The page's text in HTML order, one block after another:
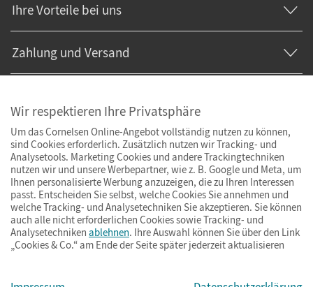
Ihre Vorteile bei uns
Zahlung und Versand
ImpressumAGBDatenschutzBarrierefreiheitCookies & Co.
Wir respektieren Ihre Privatsphäre
Um das Cornelsen Online-Angebot vollständig nutzen zu können,
sind Cookies erforderlich. Zusätzlich nutzen wir Tracking- und
Analysetools. Marketing Cookies und andere Trackingtechniken
nutzen wir und unsere Werbepartner, wie z. B. Google und Meta, um
Ihnen personalisierte Werbung anzuzeigen, die zu Ihren Interessen
passt. Entscheiden Sie selbst, welche Cookies Sie annehmen und
welche Tracking- und Analysetechniken Sie akzeptieren. Sie können
auch alle nicht erforderlichen Cookies sowie Tracking- und
Analysetechniken ablehnen. Ihre Auswahl können Sie über den Link
„Cookies & Co.“ am Ende der Seite später jederzeit aktualisieren